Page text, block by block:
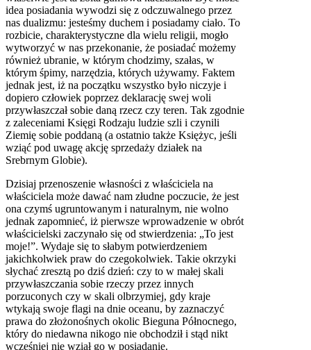
idea posiadania wywodzi się z odczuwalnego przez
nas dualizmu: jesteśmy duchem i posiadamy ciało. To
rozbicie, charakterystyczne dla wielu religii, mogło
wytworzyć w nas przekonanie, że posiadać możemy
również ubranie, w którym chodzimy, szałas, w
którym śpimy, narzędzia, których używamy. Faktem
jednak jest, iż na początku wszystko było niczyje i
dopiero człowiek poprzez deklarację swej woli
przywłaszczał sobie daną rzecz czy teren. Tak zgodnie
z zaleceniami Księgi Rodzaju ludzie szli i czynili
Ziemię sobie poddaną (a ostatnio także Księżyc, jeśli
wziąć pod uwagę akcję sprzedaży działek na
Srebrnym Globie).
Dzisiaj przenoszenie własności z właściciela na
właściciela może dawać nam złudne poczucie, że jest
ona czymś ugruntowanym i naturalnym, nie wolno
jednak zapomnieć, iż pierwsze wprowadzenie w obrót
właścicielski zaczynało się od stwierdzenia: „To jest
moje!”. Wydaje się to słabym potwierdzeniem
jakichkolwiek praw do czegokolwiek. Takie okrzyki
słychać zresztą po dziś dzień: czy to w małej skali
przywłaszczania sobie rzeczy przez innych
porzuconych czy w skali olbrzymiej, gdy kraje
wtykają swoje flagi na dnie oceanu, by zaznaczyć
prawa do złożonośnych okolic Bieguna Północnego,
który do niedawna nikogo nie obchodził i stąd nikt
wcześniej nie wziął go w posiadanie.